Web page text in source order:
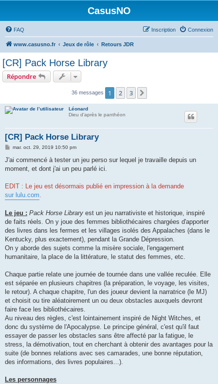
CasusNO
FAQ Connexion
Inscription
www.casusno.fr Jeux de rôle Retours JDR
[CR] Pack Horse Library
Répondre
36 messages 1 2 3
Léonard
Dieu d'après le panthéon
[CR] Pack Horse Library
M
s
a
mar. oct. 29, 2019 10:50 pm
J'ai commencé à tester un jeu perso sur lequel je travaille depuis un
moment, et dont j'ai un peu parlé ici.
EDIT : Le jeu est désormais publié en impression à la demande
sur lulu.com.
Le jeu : Pack Horse Library est un jeu narrativiste et historique, inspiré
de faits réels. On y joue des femmes bibliothécaires chargées d'apporter
des livres dans les fermes et les villages isolés des Appalaches (dans le
Kentucky, plus exactement), pendant la Grande Dépression.
On y aborde des sujets comme la misère sociale, l'engagement
humanitaire, la place de la littérature, le statut des femmes, etc.
Chaque partie relate une journée de tournée dans une vallée reculée. Elle
est séparée en plusieurs chapitres (la préparation, le voyage, les visites,
le retour). A chaque chapitre, l'un des joueur devient la narratrice (le MJ)
et choisit ou tire aléatoirement un ou deux obstacles auxquels devront
faire face les bibliothécaires.
Au niveau des règles, c'est lointainement inspiré de Night Witches, et
donc du système de l'Apocalypse. Le principe général, c'est qu'il faut
essayer de passer les obstacles sans être affecté par la fatigue, le
stress, la démotivation, tout en cherchant à obtenir des avantages pour la
suite (de bonnes relations avec ses camarades, une bonne réputation,
des informations, des livres populaires...).
Les personnages